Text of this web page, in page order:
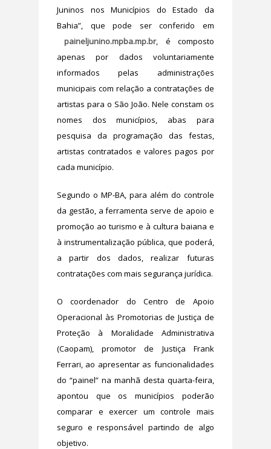
Juninos nos Municípios do Estado da
Bahia”, que pode ser conferido em
paineljunino.mpba.mp.br, é composto
apenas por dados voluntariamente
informados pelas administrações
municipais com relação a contratações de
artistas para o São João. Nele constam os
nomes dos municípios, abas para
pesquisa da programação das festas,
artistas contratados e valores pagos por
cada município.
Segundo o MP-BA, para além do controle
da gestão, a ferramenta serve de apoio e
promoção ao turismo e à cultura baiana e
à instrumentalização pública, que poderá,
a partir dos dados, realizar futuras
contratações com mais segurança jurídica.
O coordenador do Centro de Apoio
Operacional às Promotorias de Justiça de
Proteção à Moralidade Administrativa
(Caopam), promotor de Justiça Frank
Ferrari, ao apresentar as funcionalidades
do “painel” na manhã desta quarta-feira,
apontou que os municípios poderão
comparar e exercer um controle mais
seguro e responsável partindo de algo
objetivo.